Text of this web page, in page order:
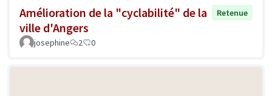
Amélioration de la "cyclabilité" de la
ville d'Angers
Retenue
josephine 2 0